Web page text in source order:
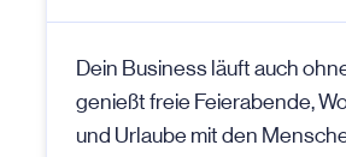
Dein Business läuft auch
genießt freie Feierabende,
und Urlaube mit den